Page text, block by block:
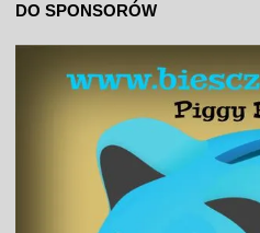
DO SPONSORÓW